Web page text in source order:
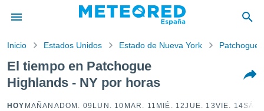
por
para
la
calidad.
Inicio Estados Unidos Estado de Nueva York Patchogue
El tiempo en Patchogue
Highlands - NY por horas
HOY MAÑANA DOM. 09 LUN. 10 MAR. 11 MIÉ. 12JUE. 13VIE. 14